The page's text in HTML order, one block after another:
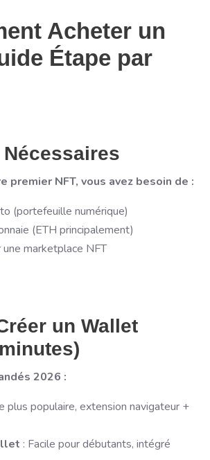
Acheter un
Étape par
premier NFT, vous avez besoin de :
(portefeuille numérique)
(ETH principalement)
marketplace NFT
un Wallet
2026 :
plus populaire, extension navigateur +
: Facile pour débutants, intégré